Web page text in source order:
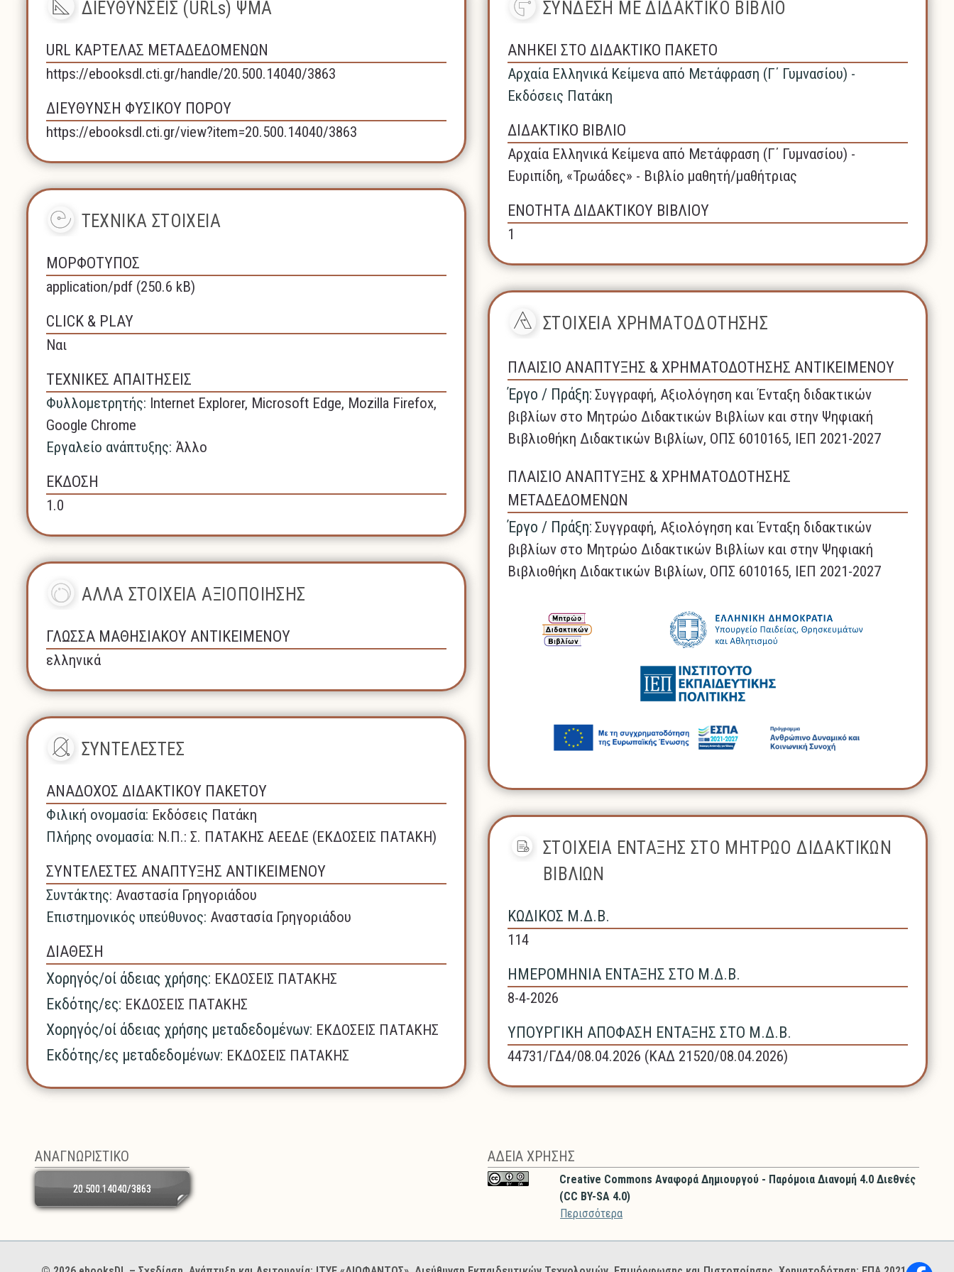
ΔΙΕΥΘΥΝΣΕΙΣ (URLs) ΨΜΑ
URL ΚΑΡΤΕΛΑΣ ΜΕΤΑΔΕΔΟΜΕΝΩΝ
https://ebooksdl.cti.gr/handle/20.500.14040/3863
ΔΙΕΥΘΥΝΣΗ ΦΥΣΙΚΟΥ ΠΟΡΟΥ
https://ebooksdl.cti.gr/view?item=20.500.14040/3863
ΤΕΧΝΙΚΑ ΣΤΟΙΧΕΙΑ
ΜΟΡΦΟΤΥΠΟΣ
application/pdf (250.6 kB)
CLICK & PLAY
Ναι
ΤΕΧΝΙΚΕΣ ΑΠΑΙΤΗΣΕΙΣ
Φυλλομετρητής: Internet Explorer, Microsoft Edge, Mozilla Firefox,
Google Chrome
Εργαλείο ανάπτυξης: Άλλο
ΕΚΔΟΣΗ
1.0
ΑΛΛΑ ΣΤΟΙΧΕΙΑ ΑΞΙΟΠΟΙΗΣΗΣ
ΓΛΩΣΣΑ ΜΑΘΗΣΙΑΚΟΥ ΑΝΤΙΚΕΙΜΕΝΟΥ
ελληνικά
ΣΥΝΤΕΛΕΣΤΕΣ
ΑΝΑΔΟΧΟΣ ΔΙΔΑΚΤΙΚΟΥ ΠΑΚΕΤΟΥ
Φιλική ονομασία: Εκδόσεις Πατάκη
Πλήρης ονομασία: N.Π.: Σ. ΠΑΤΑΚΗΣ ΑΕΕΔΕ (ΕΚΔΟΣΕΙΣ ΠΑΤΑΚΗ)
ΣΥΝΤΕΛΕΣΤΕΣ ΑΝΑΠΤΥΞΗΣ ΑΝΤΙΚΕΙΜΕΝΟΥ
Συντάκτης: Αναστασία Γρηγοριάδου
Επιστημονικός υπεύθυνος: Αναστασία Γρηγοριάδου
ΔΙΑΘΕΣΗ
Χορηγός/οί άδειας χρήσης: ΕΚΔΟΣΕΙΣ ΠΑΤΑΚΗΣ
Εκδότης/ες: ΕΚΔΟΣΕΙΣ ΠΑΤΑΚΗΣ
Χορηγός/οί άδειας χρήσης μεταδεδομένων: ΕΚΔΟΣΕΙΣ ΠΑΤΑΚΗΣ
Εκδότης/ες μεταδεδομένων: ΕΚΔΟΣΕΙΣ ΠΑΤΑΚΗΣ
ΣΥΝΔΕΣΗ ΜΕ ΔΙΔΑΚΤΙΚΟ ΒΙΒΛΙΟ
ΑΝΗΚΕΙ ΣΤΟ ΔΙΔΑΚΤΙΚΟ ΠΑΚΕΤΟ
Αρχαία Ελληνικά Κείμενα από Μετάφραση (Γ΄ Γυμνασίου) -
Εκδόσεις Πατάκη
ΔΙΔΑΚΤΙΚΟ ΒΙΒΛΙΟ
Αρχαία Ελληνικά Κείμενα από Μετάφραση (Γ΄ Γυμνασίου) -
Ευριπίδη, «Τρωάδες» - Βιβλίο μαθητή/μαθήτριας
ΕΝΟΤΗΤΑ ΔΙΔΑΚΤΙΚΟΥ ΒΙΒΛΙΟΥ
1
ΣΤΟΙΧΕΙΑ ΧΡΗΜΑΤΟΔΟΤΗΣΗΣ
ΠΛΑΙΣΙΟ ΑΝΑΠΤΥΞΗΣ & ΧΡΗΜΑΤΟΔΟΤΗΣΗΣ ΑΝΤΙΚΕΙΜΕΝΟΥ
Έργο / Πράξη: Συγγραφή, Αξιολόγηση και Ένταξη διδακτικών
βιβλίων στο Μητρώο Διδακτικών Βιβλίων και στην Ψηφιακή
Βιβλιοθήκη Διδακτικών Βιβλίων, ΟΠΣ 6010165, ΙΕΠ 2021-2027
ΠΛΑΙΣΙΟ ΑΝΑΠΤΥΞΗΣ & ΧΡΗΜΑΤΟΔΟΤΗΣΗΣ
ΜΕΤΑΔΕΔΟΜΕΝΩΝ
Έργο / Πράξη: Συγγραφή, Αξιολόγηση και Ένταξη διδακτικών
βιβλίων στο Μητρώο Διδακτικών Βιβλίων και στην Ψηφιακή
Βιβλιοθήκη Διδακτικών Βιβλίων, ΟΠΣ 6010165, ΙΕΠ 2021-2027
ΣΤΟΙΧΕΙΑ ΕΝΤΑΞΗΣ ΣΤΟ ΜΗΤΡΩΟ ΔΙΔΑΚΤΙΚΩΝ
ΒΙΒΛΙΩΝ
ΚΩΔΙΚΟΣ Μ.Δ.Β.
114
ΗΜΕΡΟΜΗΝΙΑ ΕΝΤΑΞΗΣ ΣΤΟ Μ.Δ.Β.
8-4-2026
ΥΠΟΥΡΓΙΚΗ ΑΠΟΦΑΣΗ ΕΝΤΑΞΗΣ ΣΤΟ Μ.Δ.Β.
44731/ΓΔ4/08.04.2026 (ΚΑΔ 21520/08.04.2026)
ΑΝΑΓΝΩΡΙΣΤΙΚΟ
20.500.14040/3863
ΑΔΕΙΑ ΧΡΗΣΗΣ
Creative Commons Αναφορά Δημιουργού - Παρόμοια Διανομή 4.0 Διεθνές
(CC BY-SA 4.0)
Περισσότερα
Χορηγοί και φορείς